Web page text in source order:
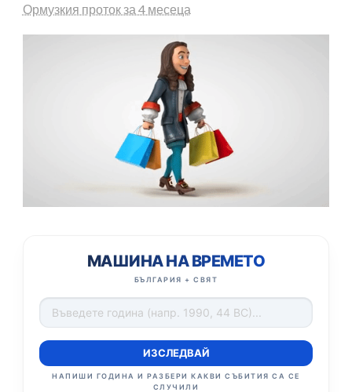
Ормузкия проток за 4 месеца
МАШИНА НА ВРЕМЕТО
БЪЛГАРИЯ + СВЯТ
ИЗСЛЕДВАЙ
НАПИШИ ГОДИНА И РАЗБЕРИ КАКВИ СЪБИТИЯ СА СЕ
СЛУЧИЛИ